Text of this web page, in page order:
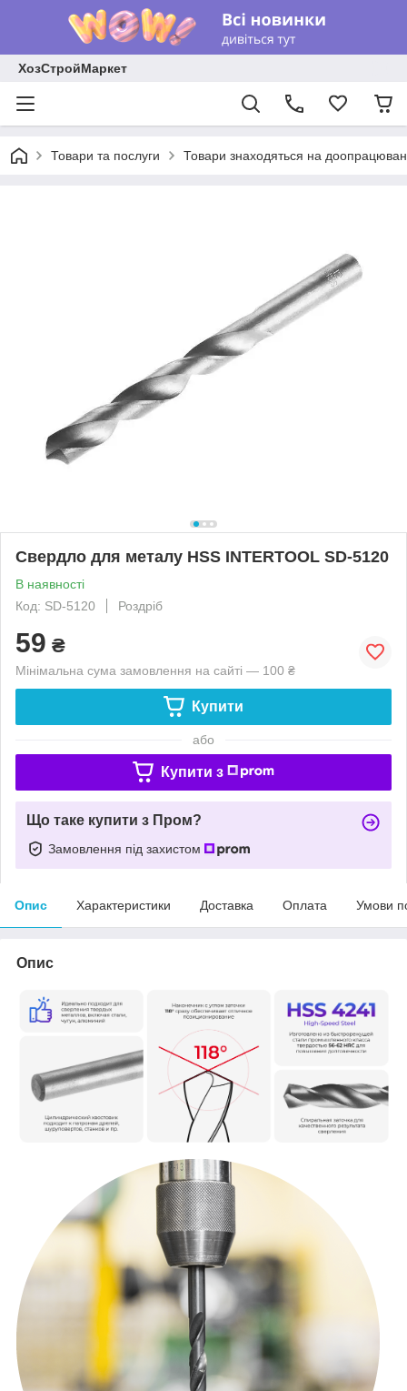
ХозСтройМаркет
Товари та послуги Товари знаходяться на
Свердло для металу HSS INTERTOOL SD-5120
В наявності
Код: SD-5120
Роздріб
59 ₴
Мінімальна сума замовлення на сайті — 100 ₴
Купити
або
Купити з
Що таке купити з Пром?
Замовлення під захистом
Опис Характеристики Доставка Оплата Умови
Опис